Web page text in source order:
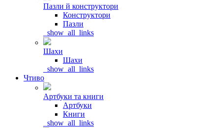
Пазли й конструктори
Конструктори
Пазли
_show_all_links
Шахи
Шахи
_show_all_links
Чтиво
Артбуки та книги
Артбуки
Книги
_show_all_links